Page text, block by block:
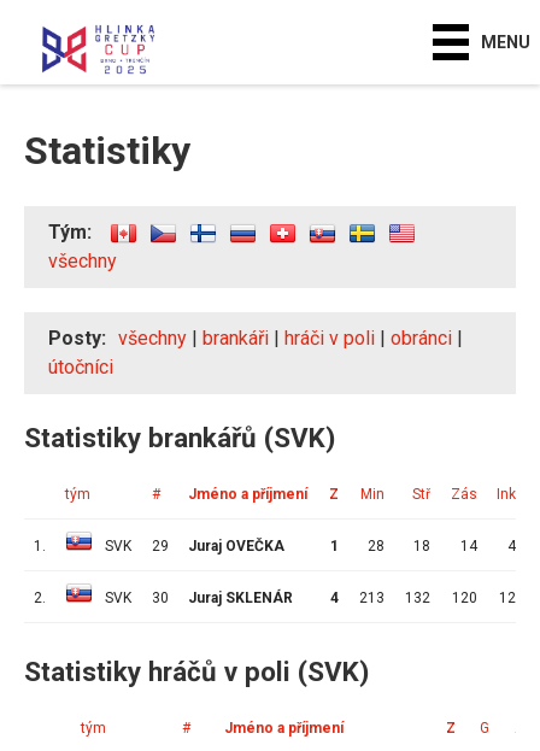
MENU
Statistiky
Tým:
všechny
Posty: všechny | brankáři | hráči v poli | obránci |
útočníci
Statistiky brankářů (SVK)
tým # Jméno a příjmení Z Min Stř Zás Ink
1. SVK 29 Juraj OVEČKA 1 28 18 14 4
2. SVK 30 Juraj SKLENÁR 4 213 132 120 12
Statistiky hráčů v poli (SVK)
tým # Jméno a příjmení Z G A